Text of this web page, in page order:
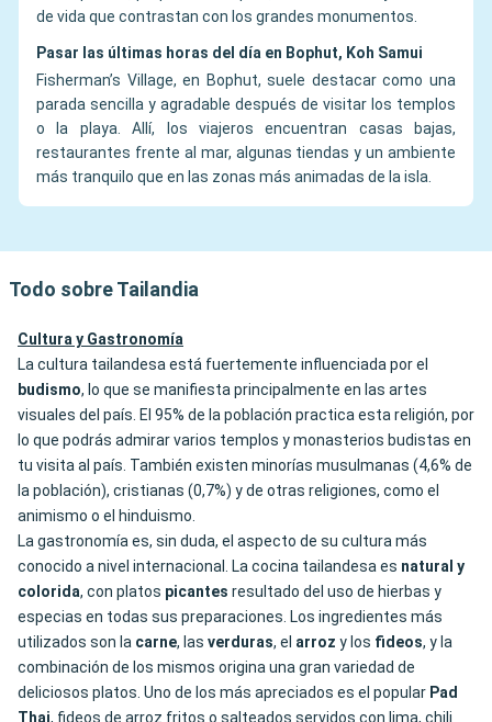
de vida que contrastan con los grandes monumentos.
Pasar las últimas horas del día en Bophut, Koh Samui
Fisherman’s Village, en Bophut, suele destacar como una
parada sencilla y agradable después de visitar los templos
o la playa. Allí, los viajeros encuentran casas bajas,
restaurantes frente al mar, algunas tiendas y un ambiente
más tranquilo que en las zonas más animadas de la isla.
Todo sobre Tailandia
Cultura y Gastronomía
La cultura tailandesa está fuertemente influenciada por el
budismo, lo que se manifiesta principalmente en las artes
visuales del país. El 95% de la población practica esta religión, por
lo que podrás admirar varios templos y monasterios budistas en
tu visita al país. También existen minorías musulmanas (4,6% de
la población), cristianas (0,7%) y de otras religiones, como el
animismo o el hinduismo.
La gastronomía es, sin duda, el aspecto de su cultura más
conocido a nivel internacional. La cocina tailandesa es natural y
colorida, con platos picantes resultado del uso de hierbas y
especias en todas sus preparaciones. Los ingredientes más
utilizados son la carne, las verduras, el arroz y los fideos, y la
combinación de los mismos origina una gran variedad de
deliciosos platos. Uno de los más apreciados es el popular Pad
Thai, fideos de arroz fritos o salteados servidos con lima, chili